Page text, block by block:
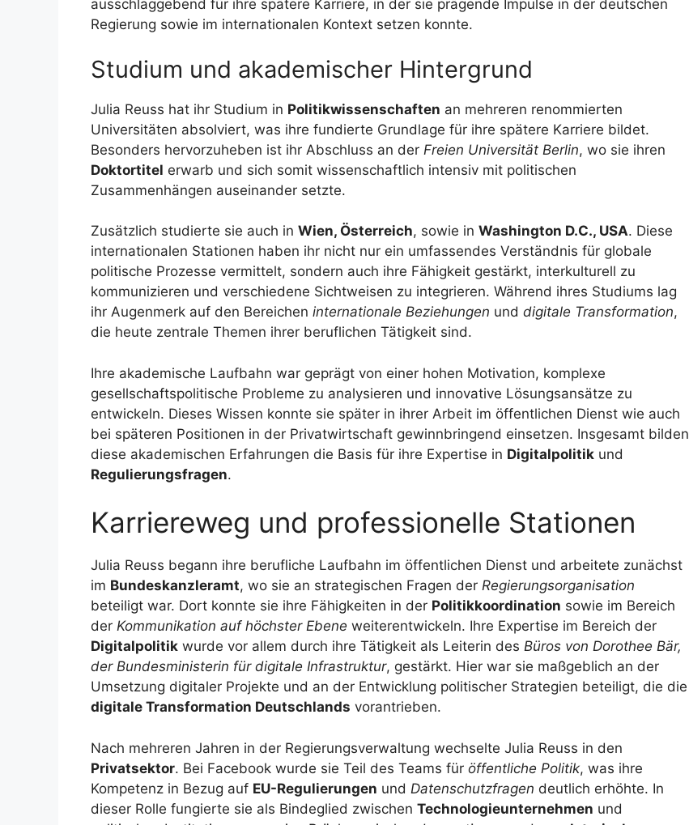
ausschlaggebend für ihre spätere Karriere, in der sie prägende Impulse in der deutschen
Regierung sowie im internationalen Kontext setzen konnte.
Studium und akademischer Hintergrund
Julia Reuss hat ihr Studium in Politikwissenschaften an mehreren renommierten
Universitäten absolviert, was ihre fundierte Grundlage für ihre spätere Karriere bildet.
Besonders hervorzuheben ist ihr Abschluss an der Freien Universität Berlin, wo sie ihren
Doktortitel erwarb und sich somit wissenschaftlich intensiv mit politischen
Zusammenhängen auseinander setzte.
Zusätzlich studierte sie auch in Wien, Österreich, sowie in Washington D.C., USA. Diese
internationalen Stationen haben ihr nicht nur ein umfassendes Verständnis für globale
politische Prozesse vermittelt, sondern auch ihre Fähigkeit gestärkt, interkulturell zu
kommunizieren und verschiedene Sichtweisen zu integrieren. Während ihres Studiums lag
ihr Augenmerk auf den Bereichen internationale Beziehungen und digitale Transformation,
die heute zentrale Themen ihrer beruflichen Tätigkeit sind.
Ihre akademische Laufbahn war geprägt von einer hohen Motivation, komplexe
gesellschaftspolitische Probleme zu analysieren und innovative Lösungsansätze zu
entwickeln. Dieses Wissen konnte sie später in ihrer Arbeit im öffentlichen Dienst wie auch
bei späteren Positionen in der Privatwirtschaft gewinnbringend einsetzen. Insgesamt bilden
diese akademischen Erfahrungen die Basis für ihre Expertise in Digitalpolitik und
Regulierungsfragen.
Karriereweg und professionelle Stationen
Julia Reuss begann ihre berufliche Laufbahn im öffentlichen Dienst und arbeitete zunächst
im Bundeskanzleramt, wo sie an strategischen Fragen der Regierungsorganisation
beteiligt war. Dort konnte sie ihre Fähigkeiten in der Politikkoordination sowie im Bereich
der Kommunikation auf höchster Ebene weiterentwickeln. Ihre Expertise im Bereich der
Digitalpolitik wurde vor allem durch ihre Tätigkeit als Leiterin des Büros von Dorothee Bär,
der Bundesministerin für digitale Infrastruktur, gestärkt. Hier war sie maßgeblich an der
Umsetzung digitaler Projekte und an der Entwicklung politischer Strategien beteiligt, die die
digitale Transformation Deutschlands vorantrieben.
Nach mehreren Jahren in der Regierungsverwaltung wechselte Julia Reuss in den
Privatsektor. Bei Facebook wurde sie Teil des Teams für öffentliche Politik, was ihre
Kompetenz in Bezug auf EU-Regulierungen und Datenschutzfragen deutlich erhöhte. In
dieser Rolle fungierte sie als Bindeglied zwischen Technologieunternehmen und